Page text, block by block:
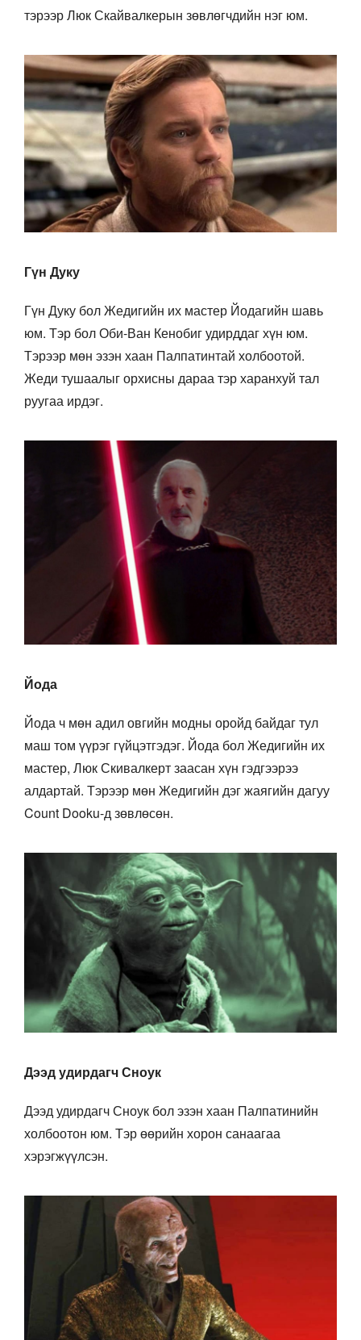
тэрээр Люк Скайвалкерын зөвлөгчдийн нэг юм.
Гүн Дуку
Гүн Дуку бол Жедигийн их мастер Йодагийн шавь
юм. Тэр бол Оби-Ван Кенобиг удирддаг хүн юм.
Тэрээр мөн эзэн хаан Палпатинтай холбоотой.
Жеди тушаалыг орхисны дараа тэр харанхуй тал
руугаа ирдэг.
Йода
Йода ч мөн адил овгийн модны оройд байдаг тул
маш том үүрэг гүйцэтгэдэг. Йода бол Жедигийн их
мастер, Люк Скивалкерт заасан хүн гэдгээрээ
алдартай. Тэрээр мөн Жедигийн дэг жаягийн дагуу
Count Dooku-д зөвлөсөн.
Дээд удирдагч Сноук
Дээд удирдагч Сноук бол эзэн хаан Палпатинийн
холбоотон юм. Тэр өөрийн хорон санаагаа
хэрэгжүүлсэн.